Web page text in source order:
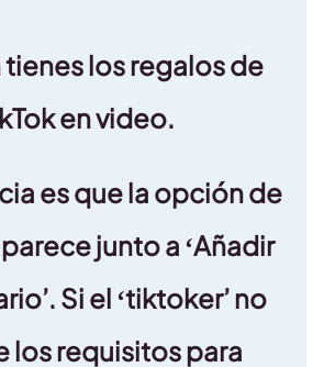
tienes los regalos de
en video.
es que la opción de
junto a ‘Añadir
’. Si el ‘tiktoker’ no
los requisitos para